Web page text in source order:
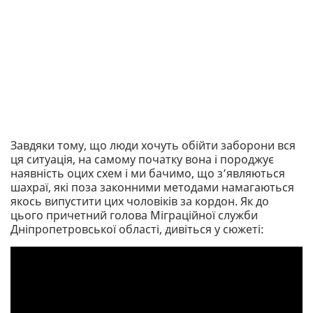
Завдяки тому, що люди хочуть обійти заборони вся
ця ситуація, на самому початку вона і породжує
наявність оцих схем і ми бачимо, що з’являються
шахраї, які поза законними методами намагаються
якось випустити цих чоловіків за кордон. Як до
цього причетний голова Міграційної служби
Дніпропетровської області, дивіться у сюжеті: